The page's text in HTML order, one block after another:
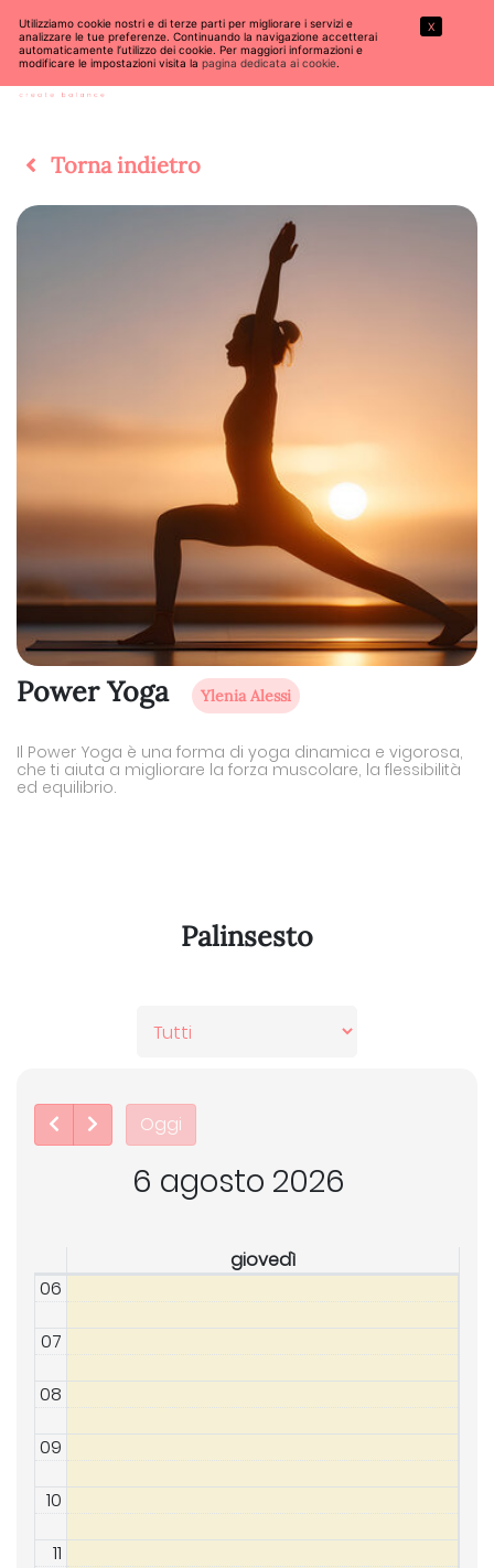
Torna indietro
Power Yoga Ylenia Alessi
Il Power Yoga è una forma di yoga dinamica e vigorosa,
che ti aiuta a migliorare la forza muscolare, la flessibilità
ed equilibrio.
Palinsesto
Oggi
6 agosto 2026
giovedì
06
07
08
09
10
11
Utilizziamo cookie nostri e di terze parti per migliorare i servizi e
analizzare le tue preferenze. Continuando la navigazione accetterai
automaticamente l’utilizzo dei cookie. Per maggiori informazioni e
modificare le impostazioni visita lapagina dedicata ai cookie.
X